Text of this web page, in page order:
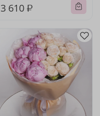
3 610 ₽